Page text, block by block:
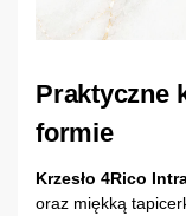
Praktyczne
formie
Krzesło 4Rico
oraz miękką